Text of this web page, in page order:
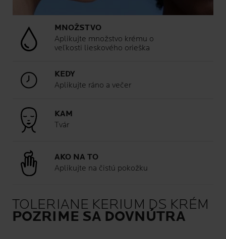
MNOŽSTVO
Aplikujte množstvo krému o
veľkosti lieskového orieška
KEDY
Aplikujte ráno a večer
KAM
Tvár
AKO NA TO
Aplikujte na čistú pokožku
TOLERIANE KERIUM DS KRÉM
POZRIME SA DOVNÚTRA